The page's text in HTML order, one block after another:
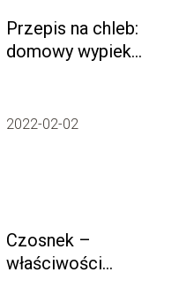
Przepis na chleb:
domowy wypiek
2022-02-02
Czosnek –
właściwości